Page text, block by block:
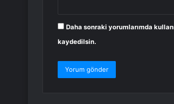
Daha sonraki yorumlarımda
kaydedilsin.